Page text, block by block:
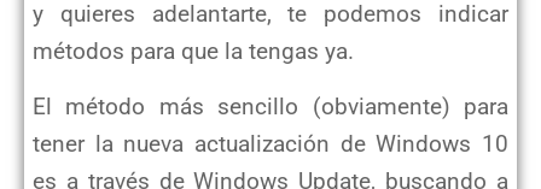
y quieres adelantarte, te podemos indicar
métodos para que la tengas ya.
El método más sencillo (obviamente) para
tener la nueva actualización de Windows 10
es a través de Windows Update, buscando a